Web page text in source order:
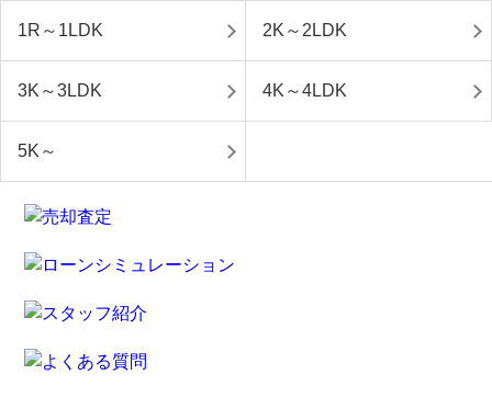
1R～1LDK 2K～2LDK
3K～3LDK 4K～4LDK
5K～